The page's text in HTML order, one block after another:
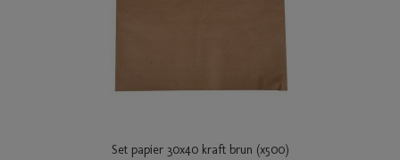
Set papier 30x40 kraft brun (x500)